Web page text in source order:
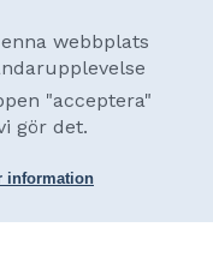
webbplats
"acceptera"
gör det.
information
Hydrauliska stödben